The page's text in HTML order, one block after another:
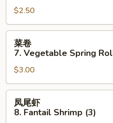
Pizza
Roll
$2.50
Vegetable
Spring
Roll
(2)
菜卷
7. Vegetable Spring
$3.00
凤尾虾
8. Fantail Shrimp (3)